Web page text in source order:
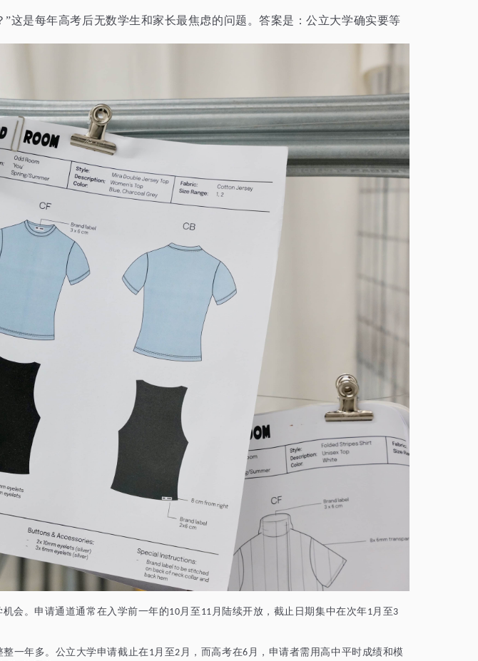
这是每年高考后无数学生和家长最焦虑的问题。答案是：公立大学确实要等
机会。申请通道通常在入学前一年的10月至 11 月陆续开放，截止日期集中在次年1月至 3
整一年多。公立大学申请截止在1月至2 月，而高考在6 月，申请者需用高中平时成绩和模